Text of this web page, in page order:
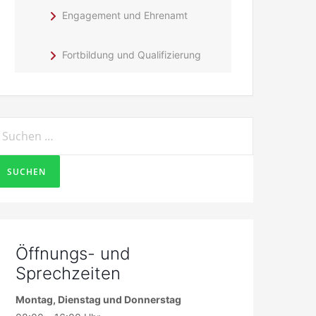
Engagement und Ehrenamt
Fortbildung und Qualifizierung
Öffnungs- und
Sprechzeiten
Montag, Dienstag und Donnerstag